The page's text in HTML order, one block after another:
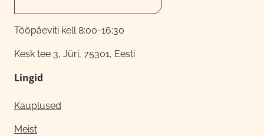
Tööpäeviti kell 8:00-16:30
Kesk tee 3, Jüri, 75301, Eesti
Lingid
Kauplused
Meist